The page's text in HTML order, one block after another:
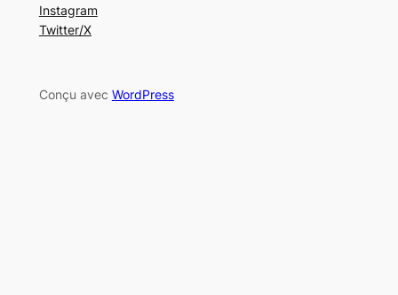
Instagram
Twitter/X
Conçu avec WordPress